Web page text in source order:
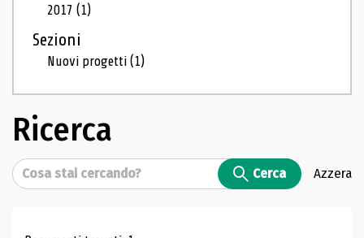
2017(1)
Sezioni
Nuovi progetti(1)
Ricerca
Cerca Cerca Azzera